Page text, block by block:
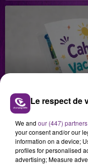
GAGNEZ VOS
CONCERTS DE
Le respect de
We and our (447) partners
your consent and/or our
information on a device;
profiles for personalised
advertising; Measure